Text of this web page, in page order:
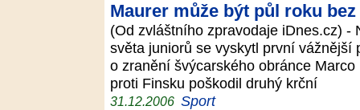
Maurer může být půl roku
(Od zvláštního zpravodaje iDnes.cz)
světa juniorů se vyskytl první vážnější
o zranění švýcarského obránce
proti Finsku poškodil druhý krční
31.12.2006 Sport